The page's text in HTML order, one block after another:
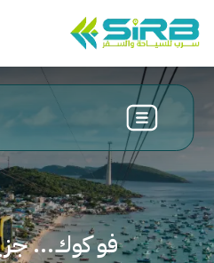
فو كوك...